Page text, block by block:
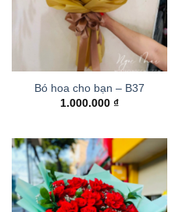
Bó hoa cho bạn – B37
1.000.000 ₫